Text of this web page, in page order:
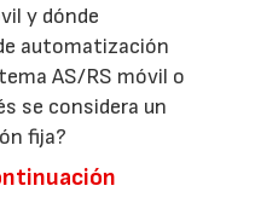
y dónde
automatización
AS/RS móvil o
se considera un
fija?